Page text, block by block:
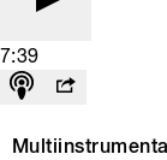
7:39